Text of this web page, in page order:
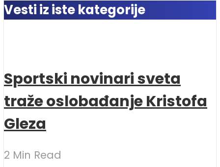
Vesti iz iste kategorije
Sportski novinari sveta
traže oslobađanje Kristofa
Gleza
2 Min Read